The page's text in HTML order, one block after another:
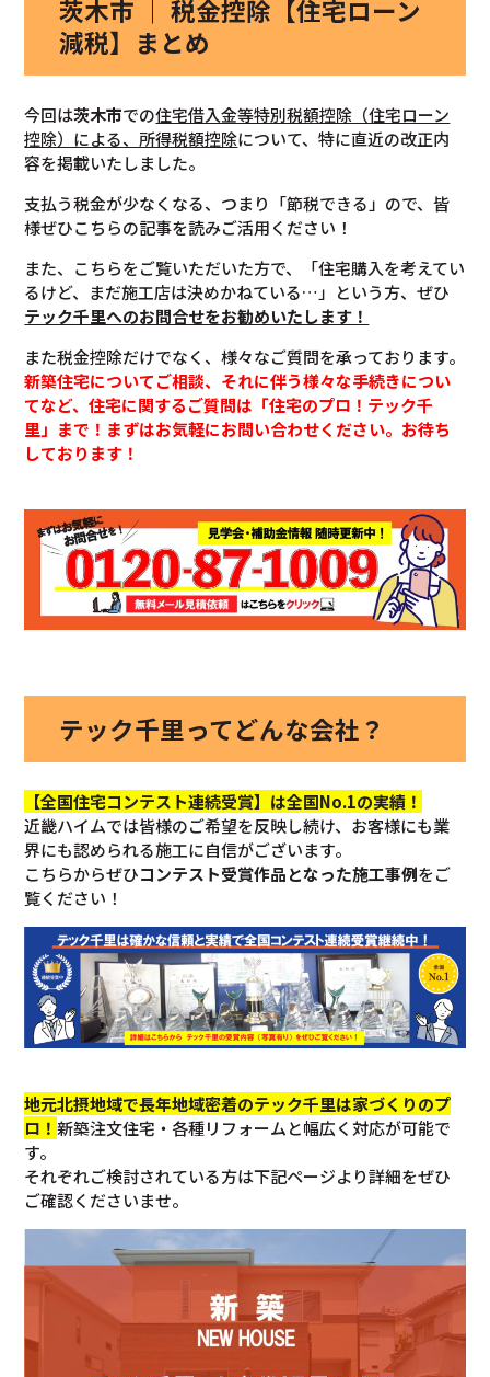
茨木市 ｜ 税金控除【住宅ローン
減税】まとめ
今回は茨木市での住宅借入金等特別税額控除（住宅ローン
控除）による、所得税額控除について、特に直近の改正内
容を掲載いたしました。
支払う税金が少なくなる、つまり「節税できる」ので、皆
様ぜひこちらの記事を読みご活用ください！
また、こちらをご覧いただいた方で、「住宅購入を考えてい
るけど、まだ施工店は決めかねている…」という方、ぜひ
テック千里へのお問合せをお勧めいたします！
また税金控除だけでなく、様々なご質問を承っております。
新築住宅についてご相談、それに伴う様々な手続きについ
てなど、住宅に関するご質問は「住宅のプロ！テック千
里」まで！まずはお気軽にお問い合わせください。お待ち
しております！
テック千里ってどんな会社？
【全国住宅コンテスト連続受賞】は全国No.1の実績！
近畿ハイムでは皆様のご希望を反映し続け、お客様にも業
界にも認められる施工に自信がございます。
こちらからぜひコンテスト受賞作品となった施工事例をご
覧ください！
地元北摂地域で長年地域密着のテック千里は家づくりのプ
ロ！新築注文住宅・各種リフォームと幅広く対応が可能で
す。
それぞれご検討されている方は下記ページより詳細をぜひ
ご確認くださいませ。